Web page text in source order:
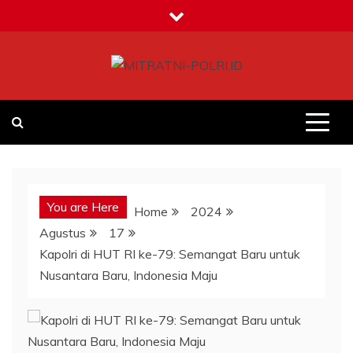
to
You are Here Home
2024
Agustus
17
Kapolri di HUT RI ke-79: Semangat Baru untuk
Nusantara Baru, Indonesia Maju